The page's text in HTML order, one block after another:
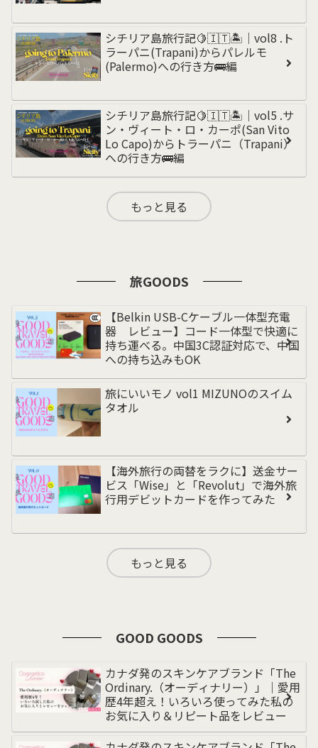
シチリア島旅行記🍋🇮🇹🏝️｜vol8 .ト
ラーパニ(Trapani)からパレルモ
(Palermo)への行き方🚌編
シチリア島旅行記🍋🇮🇹🏝️｜vol5 .サ
ン・ヴィート・ロ・カーポ(San Vito
Lo Capo)からトラーパニ（Trapani）
への行き方🚌編
もっと見る
旅GOODS
【Belkin USB-Cケーブル一体型充電
器 レビュー】コード一体型で快適に
持ち運べる。中国3C認証対応で、中国
への持ち込みもOK
旅にいいモノ vol1 MIZUNOのスイム
タオル
【海外旅行の両替をラクに】送金サー
ビス「Wise」と「Revolut」で海外旅
行用デビットカードを作ってみた
もっと見る
GOOD GOODS
カナダ発のスキンケアブランド「The
Ordinary.（オーディナリー）」｜愛用
歴4年超え！いろいろ使ってみた私の
お気に入り＆リピート品をレビュー